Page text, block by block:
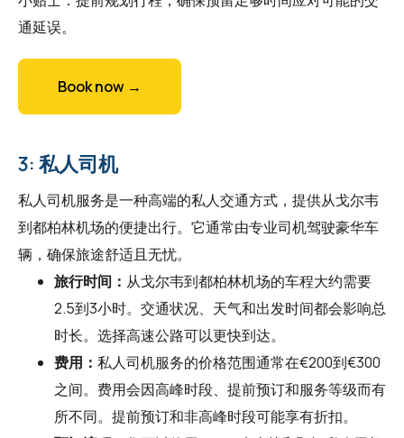
通延误。
Book now →
3: 私人司机
私人司机服务是一种高端的私人交通方式，提供从戈尔韦
到都柏林机场的便捷出行。它通常由专业司机驾驶豪华车
辆，确保旅途舒适且无忧。
旅行时间： 从戈尔韦到都柏林机场的车程大约需要
2.5到3小时。交通状况、天气和出发时间都会影响总
时长。选择高速公路可以更快到达。
费用： 私人司机服务的价格范围通常在€200到€300
之间。费用会因高峰时段、提前预订和服务等级而有
所不同。提前预订和非高峰时段可能享有折扣。